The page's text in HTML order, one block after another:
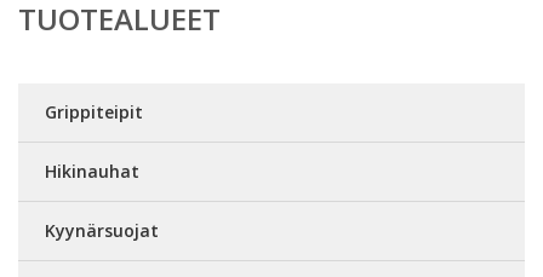
TUOTEALUEET
Grippiteipit
Hikinauhat
Kyynärsuojat